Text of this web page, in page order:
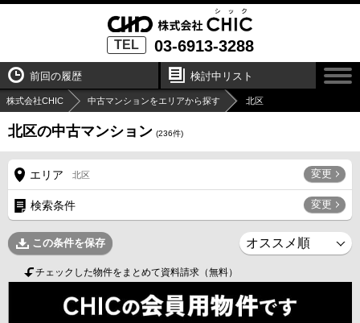
TEL 03-6913-3288
前回の履歴 検討中リスト
株式会社CHIC 中古マンションをエリアから探す 北区
北区の中古マンション (236件)
エリア 北区 変更
検索条件 変更
この条件を保存
チェックした物件をまとめて資料請求（無料）